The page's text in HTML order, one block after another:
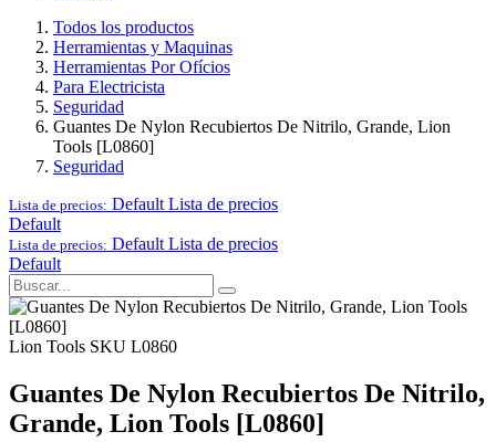
Todos los productos
Herramientas y Maquinas
Herramientas Por Ofícios
Para Electricista
Seguridad
Guantes De Nylon Recubiertos De Nitrilo, Grande, Lion
Tools [L0860]
Seguridad
Lista de precios: Default Lista de precios
Default
Lista de precios: Default Lista de precios
Default
Lion Tools SKU L0860
Guantes De Nylon Recubiertos De Nitrilo,
Grande, Lion Tools [L0860]